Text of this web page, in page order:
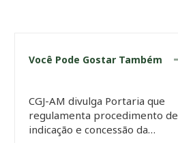
Você Pode Gostar Também
CGJ-AM divulga Portaria que
regulamenta procedimento de
indicação e concessão da…